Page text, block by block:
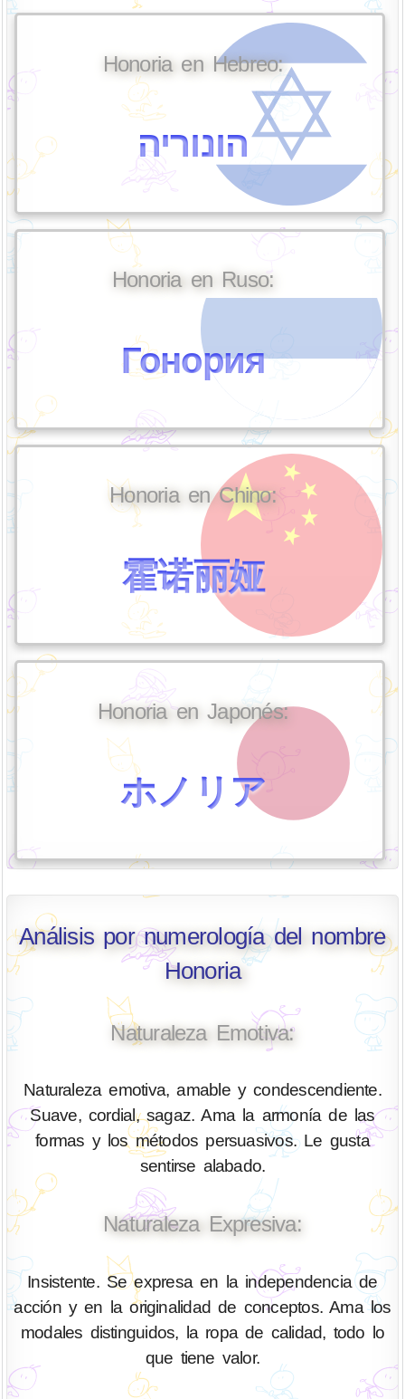
Honoria en Hebreo:
הונוריה
Honoria en Ruso:
Гонория
Honoria en Chino:
霍诺丽娅
Honoria en Japonés:
ホノリア
Análisis por numerología del nombre
Honoria
Naturaleza Emotiva:
Naturaleza emotiva, amable y condescendiente.
Suave, cordial, sagaz. Ama la armonía de las
formas y los métodos persuasivos. Le gusta
sentirse alabado.
Naturaleza Expresiva:
Insistente. Se expresa en la independencia de
acción y en la originalidad de conceptos. Ama los
modales distinguidos, la ropa de calidad, todo lo
que tiene valor.